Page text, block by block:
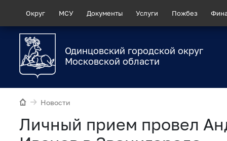
Округ МСУ Документы Услуги Пожбез
Одинцовский городской округ
Московской области
Новости
Личный прием провел